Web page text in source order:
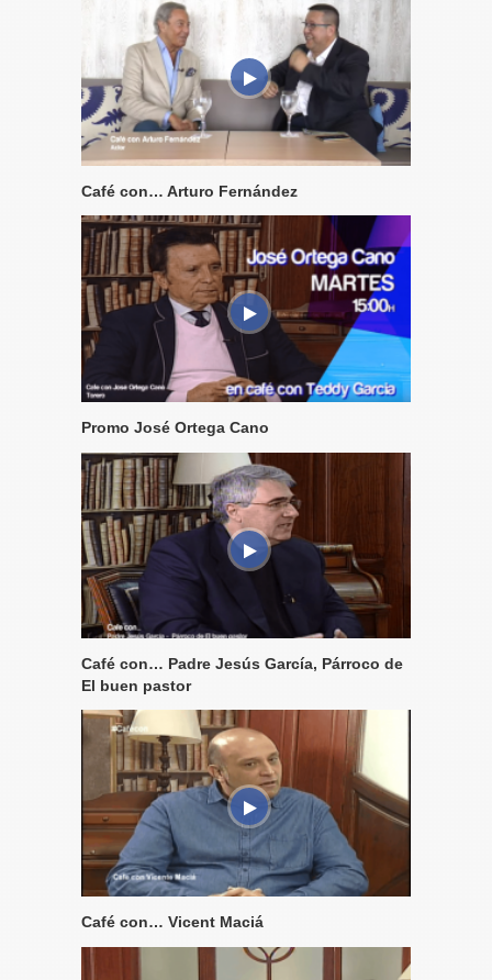
Café con… Arturo Fernández
Promo José Ortega Cano
Café con… Padre Jesús García, Párroco de
El buen pastor
Café con… Vicent Maciá